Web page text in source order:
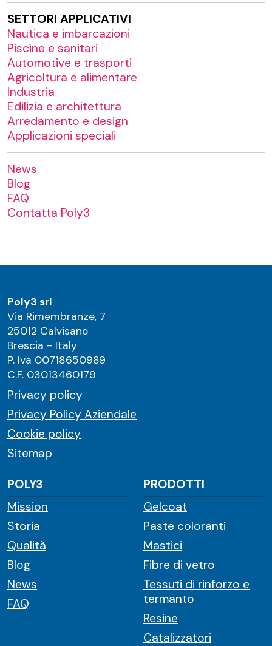
SETTORI APPLICATIVI
Nautica e imbarcazioni
Piscine e sanitari
Automotive e trasporti
Agricoltura e alimentare
Industria
Edilizia e architettura
Arredamento e design
Applicazioni speciali
News
Blog
FAQ
Contatta Poly3
Poly3 srl
Via Rimembranze, 7
25012 Calvisano
Brescia - Italy
P. Iva 00718650989
C.F. 03013460179
Privacy policy
Privacy Policy Aziendale
Cookie policy
Sitemap
POLY3
Mission
Storia
Qualità
Blog
News
FAQ
PRODOTTI
Gelcoat
Paste coloranti
Mastici
Fibre di vetro
Tessuti di rinforzo e
termanto
Resine
Catalizzatori